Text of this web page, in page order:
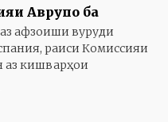
Аврупо ба
афзоиши вуруди
раиси Комиссияи
аз кишварҳои